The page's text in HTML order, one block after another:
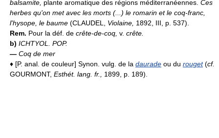
balsamite, plante aromatique des régions méditerranéennes. Ces
herbes qu'on met avec les morts (...) le romarin et le coq-franc,
l'hysope, le baume (CLAUDEL, Violaine, 1892, III, p. 537).
Rem. Pour la déf. de crête-de-coq, v. crête.
b) ICHTYOL. POP.
— Coq de mer
♦ [P. anal. de couleur] Synon. vulg. de la daurade ou du rouget(cf.
GOURMONT, Esthét. lang. fr., 1899, p. 189).